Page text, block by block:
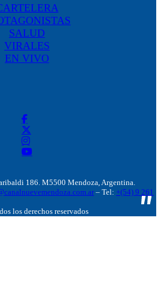
SALUD
VIRALES
EN VIVO
186. M5500 Mendoza, Argentina.
– Tel: +(54) 9 261
los derechos reservados